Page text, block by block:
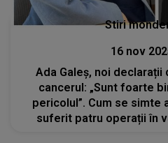
Stiri
16 nov
Ada Galeș, noi declarații
cancerul: „Sunt foarte
pericolul”. Cum se simte
suferit patru operații în